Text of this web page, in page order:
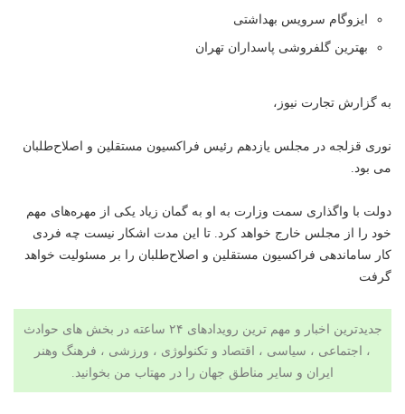
ایزوگام سرویس بهداشتی
بهترین گلفروشی پاسداران تهران
به گزارش تجارت نیوز،
نوری قزلجه در مجلس یازدهم رئیس فراکسیون مستقلین و اصلاح‌طلبان
می بود.
دولت با واگذاری سمت وزارت به او به گمان زیاد یکی از مهره‌های مهم
خود را از مجلس خارج خواهد کرد. تا این مدت اشکار نیست چه فردی
کار ساماندهی فراکسیون مستقلین و اصلاح‌طلبان را بر مسئولیت خواهد
گرفت
جدیدترین اخبار و مهم ترین رویدادهای ۲۴ ساعته در بخش های حوادث
، اجتماعی ، سیاسی ، اقتصاد و تکنولوژی ، ورزشی ، فرهنگ وهنر
ایران و سایر مناطق جهان را در مهتاب من بخوانید.